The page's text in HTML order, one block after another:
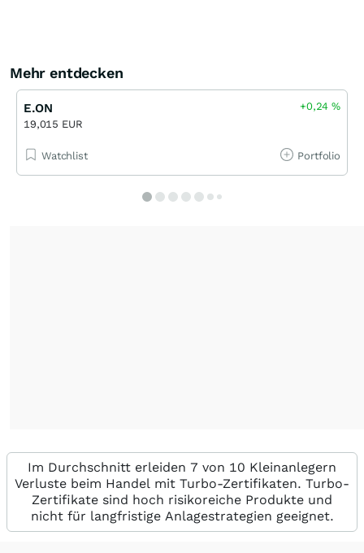
Mehr entdecken
E.ON
19,015 EUR
+0,24%
Watchlist Portfolio
Im Durchschnitt erleiden 7 von 10 Kleinanlegern
Verluste beim Handel mit Turbo-Zertifikaten. Turbo-
Zertifikate sind hoch risikoreiche Produkte und
nicht für langfristige Anlagestrategien geeignet.